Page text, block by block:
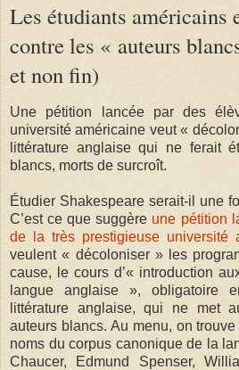
Les étudiants américains
contre les « auteurs
et non fin)
Une pétition lancée par des
université américaine veut «
littérature anglaise qui ne ferait
blancs, morts de surcroît.
Étudier Shakespeare serait-il une
C’est ce que suggère une pétition
de la très prestigieuse université
veulent « décoloniser » les
cause, le cours d’« introduction
langue anglaise », obligatoire
littérature anglaise, qui ne met
auteurs blancs. Au menu, on
noms du corpus canonique de la
Chaucer, Edmund Spenser,